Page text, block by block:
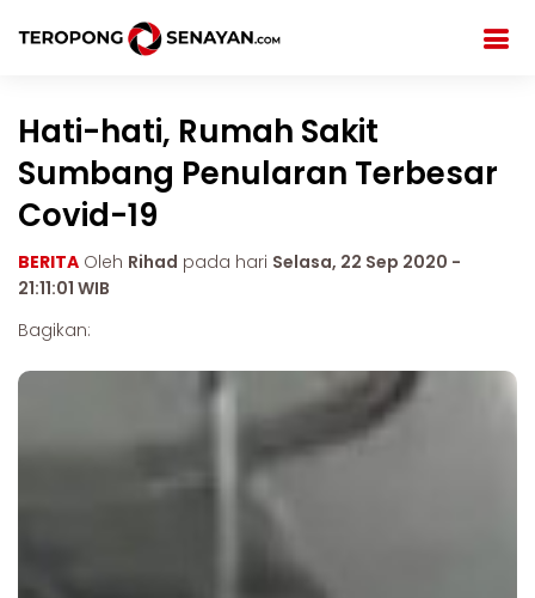
Hati-hati, Rumah Sakit
Sumbang Penularan Terbesar
Covid-19
BERITA Oleh Rihad pada hari Selasa, 22 Sep 2020 -
21:11:01 WIB
Bagikan: